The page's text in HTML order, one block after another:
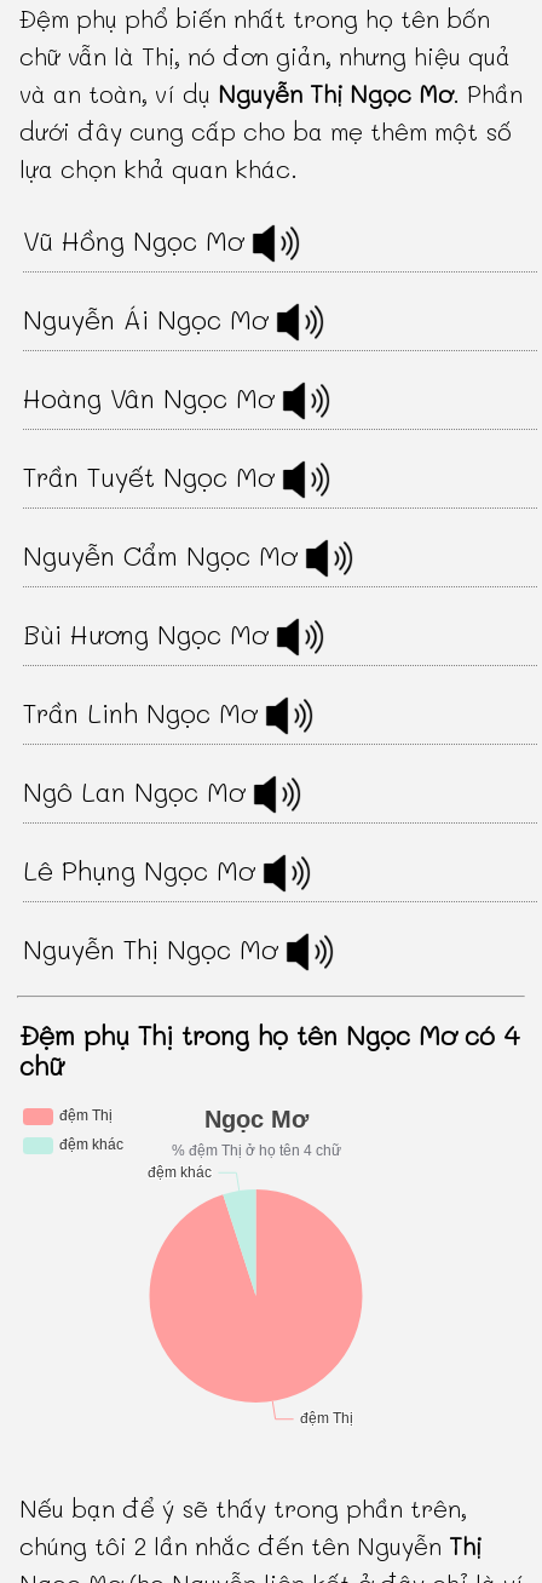
Đệm phụ phổ biến nhất trong họ tên bốn
chữ vẫn là Thị, nó đơn giản, nhưng hiệu quả
và an toàn, ví dụ Nguyễn Thị Ngọc Mơ. Phần
dưới đây cung cấp cho ba mẹ thêm một số
lựa chọn khả quan khác.
Vũ Hồng Ngọc Mơ
Nguyễn Ái Ngọc Mơ
Hoàng Vân Ngọc Mơ
Trần Tuyết Ngọc Mơ
Nguyễn Cẩm Ngọc Mơ
Bùi Hương Ngọc Mơ
Trần Linh Ngọc Mơ
Ngô Lan Ngọc Mơ
Lê Phụng Ngọc Mơ
Nguyễn Thị Ngọc Mơ
Đệm phụ Thị trong họ tên Ngọc Mơ có 4
chữ
Nếu bạn để ý sẽ thấy trong phần trên,
chúng tôi 2 lần nhắc đến tên Nguyễn Thị